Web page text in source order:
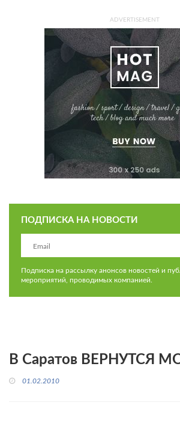
ADVERTISEMENT
ПОДПИСКА НА НОВОСТИ
Подписка на рассылку анонсов новостей и
мероприятий, проводимых компанией.
В Саратов ВЕРНУТСЯ
01.02.2010